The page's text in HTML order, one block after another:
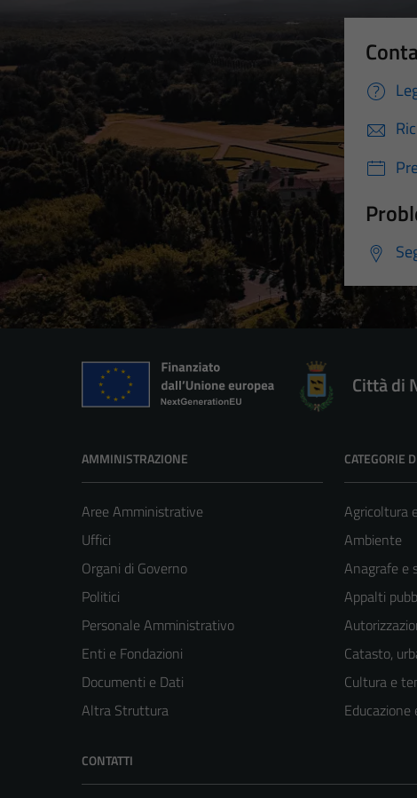
Città di
AMMINISTRAZIONE
Aree Amministrative
Uffici
Organi di Governo
Politici
Personale Amministrativo
Enti e Fondazioni
Documenti e Dati
Altra Struttura
CATEGORIE
Agricoltura
Ambiente
Anagrafe e
Appalti
Catasto,
Cultura e
CONTATTI